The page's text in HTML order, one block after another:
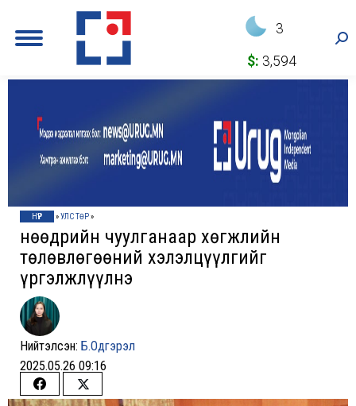
3
$: 3,594
НҮҮР »УЛС ТӨР»
Өнөөдрийн чуулганаар хөгжлийн
төлөвлөгөөний хэлэлцүүлгийг
үргэлжлүүлнэ
Нийтэлсэн: Б.Одгэрэл
2025.05.26 09:16
Share
Share